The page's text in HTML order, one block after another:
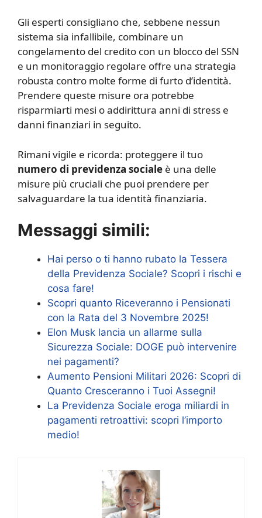
Gli esperti consigliano che, sebbene nessun
sistema sia infallibile, combinare un
congelamento del credito con un blocco del SSN
e un monitoraggio regolare offre una strategia
robusta contro molte forme di furto d’identità.
Prendere queste misure ora potrebbe
risparmiarti mesi o addirittura anni di stress e
danni finanziari in seguito.
Rimani vigile e ricorda: proteggere il tuo
numero di previdenza sociale è una delle
misure più cruciali che puoi prendere per
salvaguardare la tua identità finanziaria.
Messaggi simili:
Hai perso o ti hanno rubato la Tessera
della Previdenza Sociale? Scopri i rischi e
cosa fare!
Scopri quanto Riceveranno i Pensionati
con la Rata del 3 Novembre 2025!
Elon Musk lancia un allarme sulla
Sicurezza Sociale: DOGE può intervenire
nei pagamenti?
Aumento Pensioni Militari 2026: Scopri di
Quanto Cresceranno i Tuoi Assegni!
La Previdenza Sociale eroga miliardi in
pagamenti retroattivi: scopri l’importo
medio!